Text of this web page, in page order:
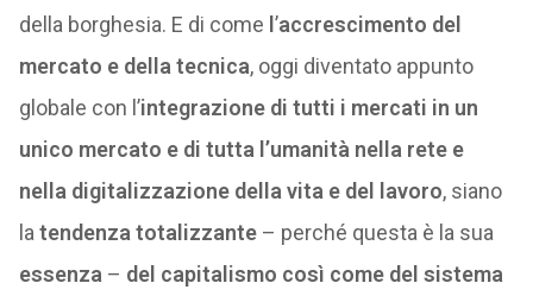
della borghesia. E di come ’accrescimento del
mercato e della tecnica, oggi diventato appunto
globale con l’integrazione di tutti i mercati in un
unico mercato e di tutta l’umanità nella rete e
nella digitalizzazione della vita e del lavoro, siano
la tendenza totalizzante– perché questa è la sua
essenza – del capitalismo così come del sistema